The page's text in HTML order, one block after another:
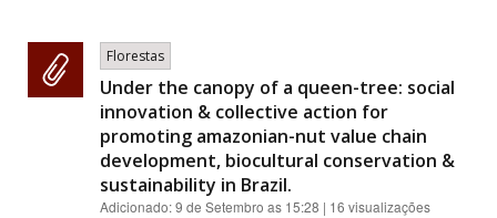
Florestas
Under the canopy of a queen-tree: social
innovation & collective action for
promoting amazonian-nut value chain
development, biocultural conservation &
sustainability in Brazil.
Adicionado:9 de Setembro as 15:28 | 16 visualizações